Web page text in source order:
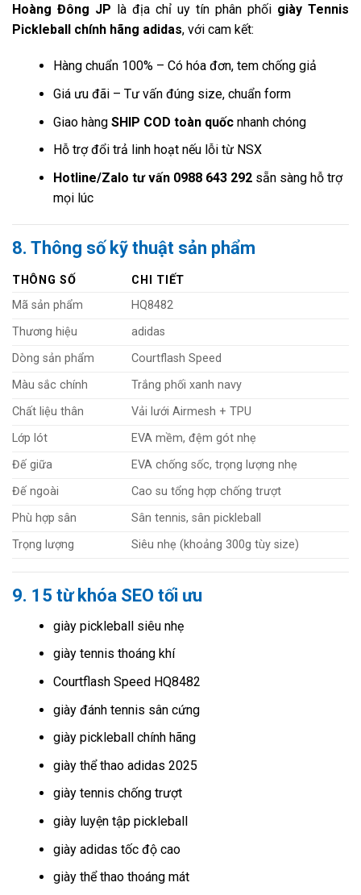
Hoàng Đông JP là địa chỉ uy tín phân phối giày Tennis
Pickleball chính hãng adidas, với cam kết:
Hàng chuẩn 100% – Có hóa đơn, tem chống giả
Giá ưu đãi – Tư vấn đúng size, chuẩn form
Giao hàng SHIP COD toàn quốcnhanh chóng
Hỗ trợ đổi trả linh hoạt nếu lỗi từ NSX
Hotline/Zalo tư vấn 0988 643 292sẵn sàng hỗ trợ
mọi lúc
8. Thông số kỹ thuật sản phẩm
THÔNG SỐ
CHI TIẾT
Mã sản phẩm
HQ8482
Thương hiệu
adidas
Dòng sản phẩm
Courtflash Speed
Màu sắc chính
Trắng phối xanh navy
Chất liệu thân
Vải lưới Airmesh + TPU
Lớp lót
EVA mềm, đệm gót nhẹ
Đế giữa
EVA chống sốc, trọng lượng nhẹ
Đế ngoài
Cao su tổng hợp chống trượt
Phù hợp sân
Sân tennis, sân pickleball
Trọng lượng
Siêu nhẹ (khoảng 300g tùy size)
9. 15 từ khóa SEO tối ưu
giày pickleball siêu nhẹ
giày tennis thoáng khí
Courtflash Speed HQ8482
giày đánh tennis sân cứng
giày pickleball chính hãng
giày thể thao adidas 2025
giày tennis chống trượt
giày luyện tập pickleball
giày adidas tốc độ cao
giày thể thao thoáng mát